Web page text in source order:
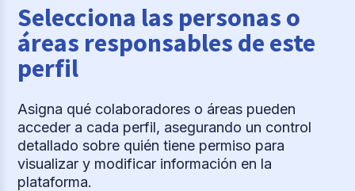
Selecciona las personas o
áreas responsables de este
perfil
Asigna qué colaboradores o áreas pueden
acceder a cada perfil, asegurando un control
detallado sobre quién tiene permiso para
visualizar y modificar información en la
plataforma.